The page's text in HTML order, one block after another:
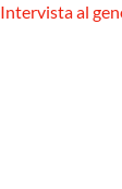
Intervista al